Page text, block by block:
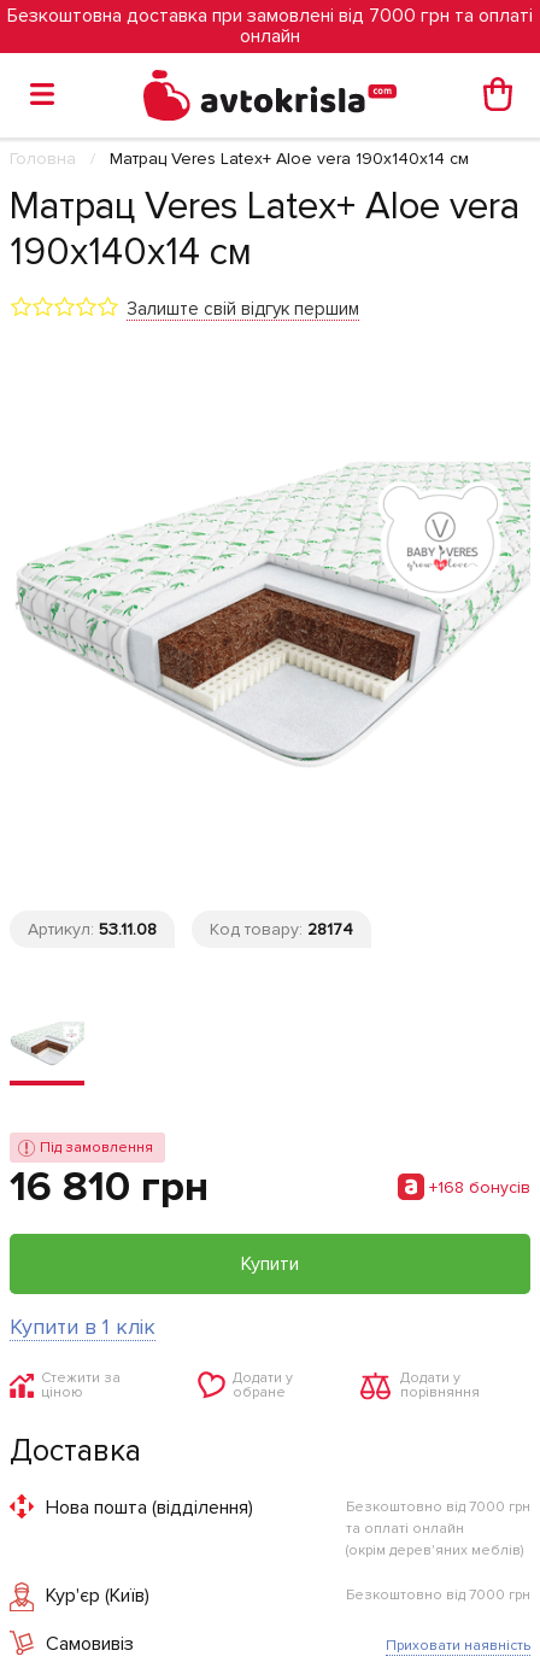
Безкоштовна доставка при замовлені від 7000 грн та оплаті
онлайн
Головна Матрац Veres Latex+ Aloe vera 190х140х14 см
Матрац Veres Latex+ Aloe vera
190х140х14 см
Залиште свій відгук першим
Артикул: 53.11.08 Код товару: 28174
Під замовлення
16 810 грн +168 бонусiв
Купити
Купити в 1 клік
Стежити за
ціною
Додати у
обране
Додати у
порівняння
Доставка
Нова пошта (відділення)
Безкоштовно від 7000 грн
та оплаті онлайн
(окрім дерев'яних меблів)
Кур'єр (Київ) Безкоштовно від 7000 грн
Самовивіз Приховати наявність